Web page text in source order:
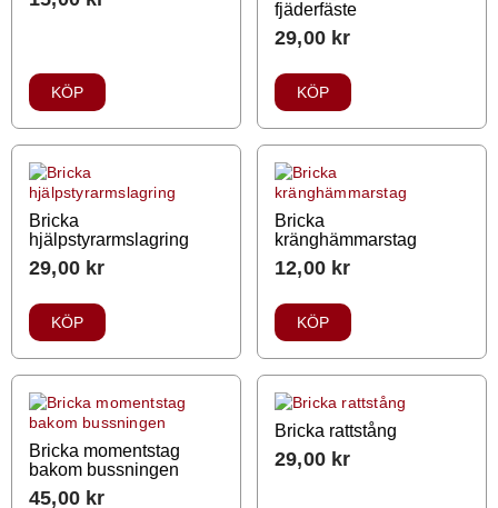
KÖP
fjäderfäste
29,00 kr
KÖP
Bricka
hjälpstyrarmslagring
29,00 kr
KÖP
Bricka
kränghämmarstag
12,00 kr
KÖP
Bricka momentstag
bakom bussningen
45,00 kr
Bricka rattstång
29,00 kr